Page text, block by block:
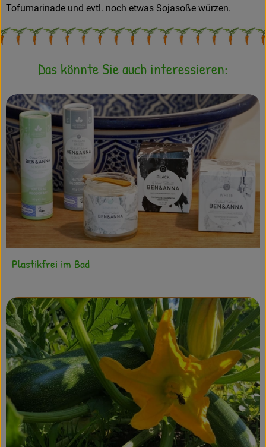
Tofumarinade und evtl. noch etwas Sojasoße würzen.
Das könnte Sie auch interessieren:
Plastikfrei im Bad